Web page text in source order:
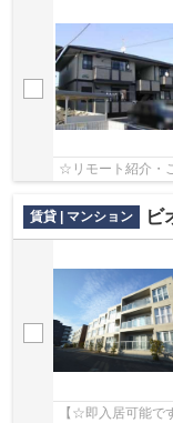
☆リモート紹介・
賃貸 | マンション ビ
【☆即入居可能で